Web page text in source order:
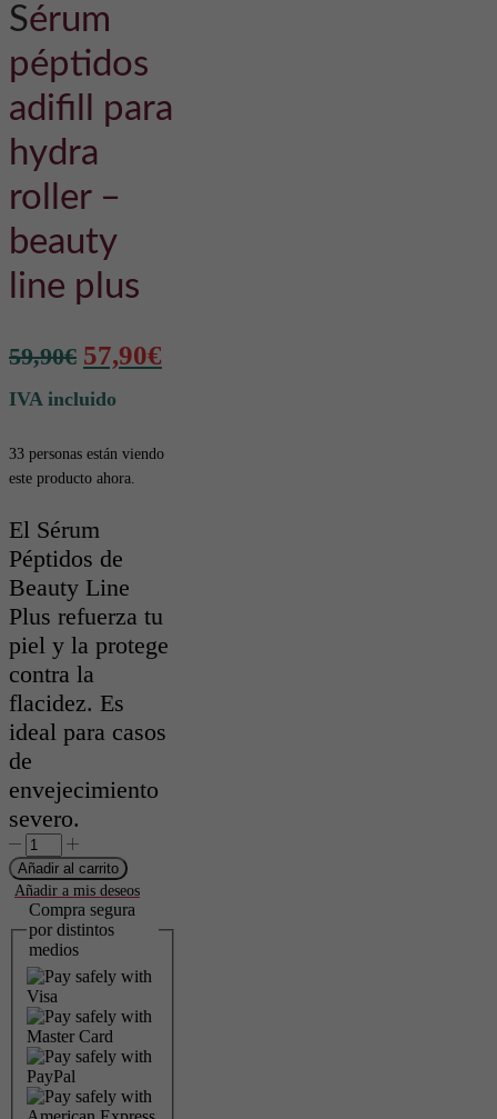
sérum
péptidos
adifill para
hydra
roller –
beauty
line plus
59,90€ El
precio
era:
57,90€
es:
IVA incluido
33 personas están viendo
este producto ahora.
El Sérum
Péptidos de
Beauty Line
Plus refuerza tu
piel y la protege
contra la
flacidez. Es
ideal para casos
de
envejecimiento
severo.
SÉRUM
PÉPTIDOS
ADIFILL
PARA
HYDRA
ROLLER
-
BEAUTY
LINE
PLUS
cantidad
Añadir al carrito
Añadir a mis deseos
Compra segura
por distintos
medios